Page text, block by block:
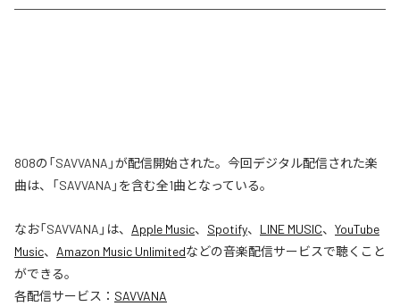
808の「SAVVANA」が配信開始された。今回デジタル配信された楽
曲は、「SAVVANA」を含む全1曲となっている。
なお「SAVVANA 」は、 Apple Music、 Spotify、 LINE MUSIC、 YouTube
Music、 Amazon Music Unlimitedなどの音楽配信サービスで聴くこと
ができる。
各配信サービス： SAVVANA